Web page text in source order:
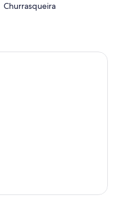
Churrasqueira